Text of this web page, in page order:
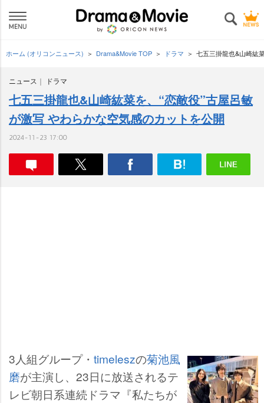
ホーム (オリコンニュース) Drama&Movie TOP ドラマ 七五三掛龍也&山崎紘
ニュース ドラマ
七五三掛龍也&山崎紘菜を、“恋敵役”古屋呂敏
が激写 やわらかな空気感のカットを公開
2024-11-23 17:00
3人組グループ・ timeleszの菊池風
磨が主演し、23日に放送されるテ
レビ朝日系連続ドラマ『私たちが